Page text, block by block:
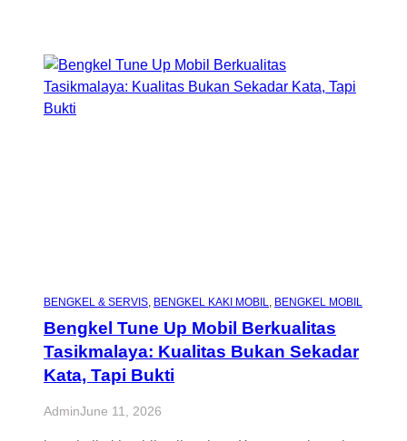
BENGKEL & SERVIS, BENGKEL KAKI MOBIL, BENGKEL MOBIL
Bengkel Tune Up Mobil Berkualitas
Tasikmalaya: Kualitas Bukan Sekadar
Kata, Tapi Bukti
AdminJune 11, 2026